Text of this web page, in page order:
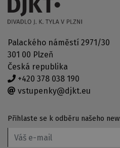
Palackého náměstí 2971/30
301 00 Plzeň
Česká republika
+420 378 038 190
vstupenky@djkt.eu
Přihlaste se k odběru našeho